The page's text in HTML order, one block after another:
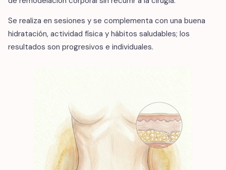
Se realiza en sesiones y se complementa con una buena
hidratación, actividad física y hábitos saludables; los
resultados son progresivos e individuales.